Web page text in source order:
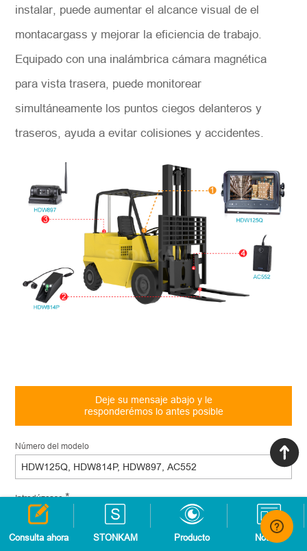
instalar, puede aumentar el alcance visual de el
montacargass y mejorar la eficiencia de trabajo.
Equipado con una inalámbrica cámara magnética
para vista trasera, puede monitorear
simultáneamente los puntos ciegos delanteros y
traseros, ayuda a evitar colisiones y accidentes.
Deje su mensaje abajo y le
responderémos lo antes posible
Número del modelo
Introdúzcase*
Consulta ahora STONKAM Producto Noticia